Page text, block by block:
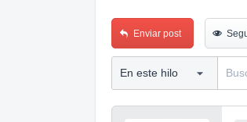
Enviar post